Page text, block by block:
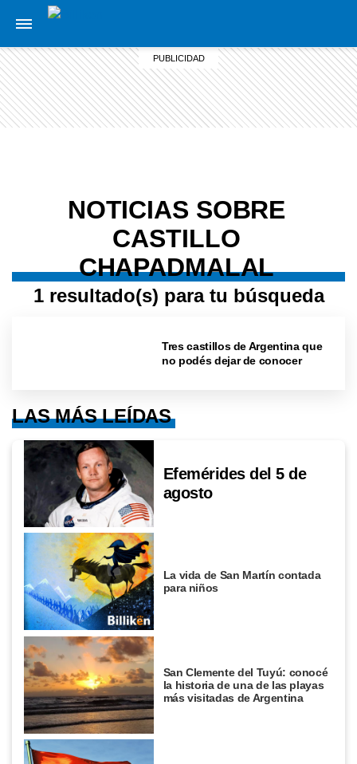
NOTICIAS SOBRE
CASTILLO
CHAPADMALAL
1 resultado(s) para tu búsqueda
Tres castillos de Argentina que
no podés dejar de conocer
LAS MÁS LEÍDAS
Efemérides del 5 de
agosto
La vida de San Martín contada
para niños
San Clemente del Tuyú: conocé
la historia de una de las playas
más visitadas de Argentina